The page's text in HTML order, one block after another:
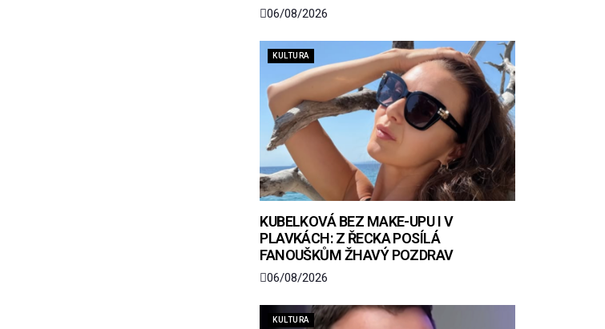
06/08/2026
KULTURA
KUBELKOVÁ BEZ MAKE-UPU I V
PLAVKÁCH: Z ŘECKA POSÍLÁ
FANOUŠKŮM ŽHAVÝ POZDRAV
06/08/2026
KULTURA